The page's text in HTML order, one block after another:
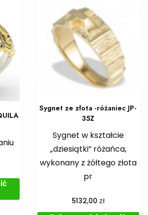
Sygnet ze złota -różaniec JP-
35Z
Sygnet w kształcie
„dziesiątki” różańca,
wykonany z żółtego złota
pr
5132,00 zł